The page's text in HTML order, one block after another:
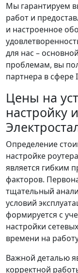
Мы гарантируем
работ и
и настроенное
для нас –
проблемам, вы
партнера в сфере
Цены на
настройку
Определение
настройке
является гибким
факторов.
тщательный
условий
формируется с
настройки
времени на
Важной деталью
корректной